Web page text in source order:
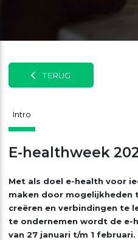
TERUG
Intro
E-healthweek
Met als doel e-health voor
maken door mogelijkheden
creëren en verbindingen te
te ondernemen wordt de e-
van 27 januari t/m 1